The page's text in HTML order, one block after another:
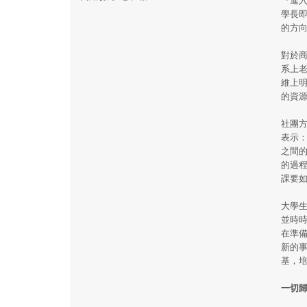
學長
的方
對於
系上
維上
的資
社團
表示
之間
的過
課要
大學
並時
在準
新的
基，
一切